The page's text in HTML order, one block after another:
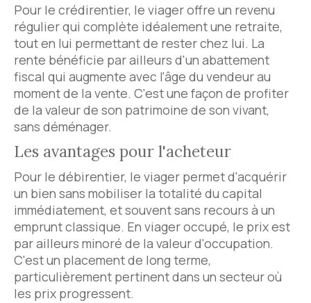
Pour le crédirentier, le viager offre un revenu
régulier qui complète idéalement une retraite,
tout en lui permettant de rester chez lui. La
rente bénéficie par ailleurs d'un abattement
fiscal qui augmente avec l'âge du vendeur au
moment de la vente. C'est une façon de profiter
de la valeur de son patrimoine de son vivant,
sans déménager.
Les avantages pour l'acheteur
Pour le débirentier, le viager permet d'acquérir
un bien sans mobiliser la totalité du capital
immédiatement, et souvent sans recours à un
emprunt classique. En viager occupé, le prix est
par ailleurs minoré de la valeur d'occupation.
C'est un placement de long terme,
particulièrement pertinent dans un secteur où
les prix progressent.